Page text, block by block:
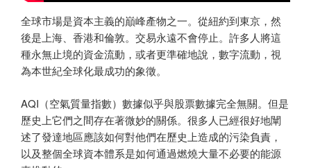
全球市場是資本主義的巔峰產物之一。從紐約到東京，然
後是上海、香港和倫敦。交易永遠不會停止。許多人將這
種永無止境的資金流動，或者更準確地說，數字流動，視
為本世紀全球化最成功的象徵。
AQI（空氣質量指數）數據似乎與股票數據完全無關。但是
歷史上它們之間存在著微妙的關係。很多人已經很好地闡
述了發達地區應該如何對他們在歷史上造成的污染負責，
以及整個全球資本體系是如何通過燃燒大量不必要的能源